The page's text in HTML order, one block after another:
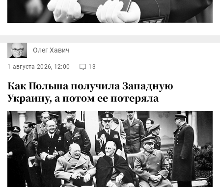
Олег Хавич
1 августа 2026, 12:00 13
Как Польша получила Западную
Украину, а потом ее потеряла